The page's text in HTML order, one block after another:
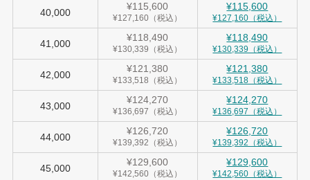
40,000
¥115,600
¥127,160（税込）
¥115,600
¥127,160（税込）
41,000
¥118,490
¥130,339（税込）
¥118,490
¥130,339（税込）
42,000
¥121,380
¥133,518（税込）
¥121,380
¥133,518（税込）
43,000
¥124,270
¥136,697（税込）
¥124,270
¥136,697（税込）
44,000
¥126,720
¥139,392（税込）
¥126,720
¥139,392（税込）
45,000
¥129,600
¥142,560（税込）
¥129,600
¥142,560（税込）